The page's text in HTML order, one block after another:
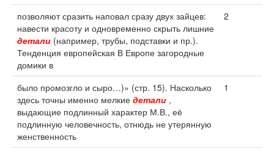
позволяют сразить наповал сразу двух зайцев:
навести красоту и одновременно скрыть лишние
детали (например, трубы, подставки и пр.).
Тенденция европейская В Европе загородные
домики в
2
было промозгло и сыро…)» (стр. 15). Насколько
здесь точны именно мелкие детали ,
выдающие подлинный характер М.В., её
подлинную человечность, отнюдь не утерянную
женственность
1